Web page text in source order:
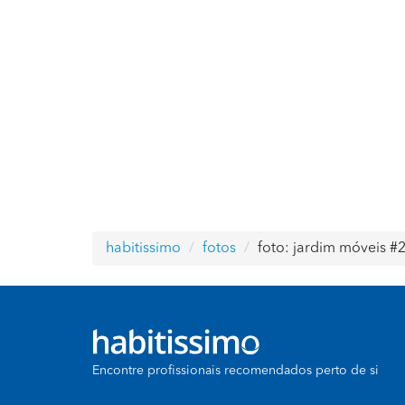
habitissimo fotos foto: jardim móveis
Encontre profissionais recomendados perto de si